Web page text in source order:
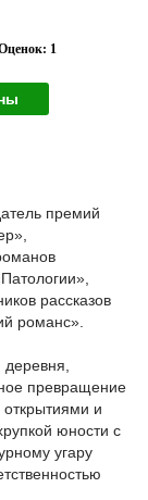
1
премий
рассказов
романс».
превращение
открытиями и
юности с
угару